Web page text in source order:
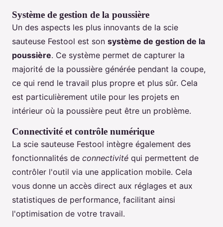
Système de gestion de la poussière
Un des aspects les plus innovants de la scie
sauteuse Festool est son système de gestion de la
poussière. Ce système permet de capturer la
majorité de la poussière générée pendant la coupe,
ce qui rend le travail plus propre et plus sûr. Cela
est particulièrement utile pour les projets en
intérieur où la poussière peut être un problème.
Connectivité et contrôle numérique
La scie sauteuse Festool intègre également des
fonctionnalités de connectivité qui permettent de
contrôler l'outil via une application mobile. Cela
vous donne un accès direct aux réglages et aux
statistiques de performance, facilitant ainsi
l'optimisation de votre travail.